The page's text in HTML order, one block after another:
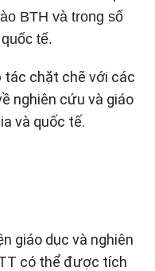
BTH và trong số
tế.
chặt chẽ với các
nghiên cứu và giáo
và quốc tế.
giáo dục và nghiên
có thể được tích